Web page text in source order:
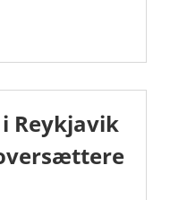
Reykjavik